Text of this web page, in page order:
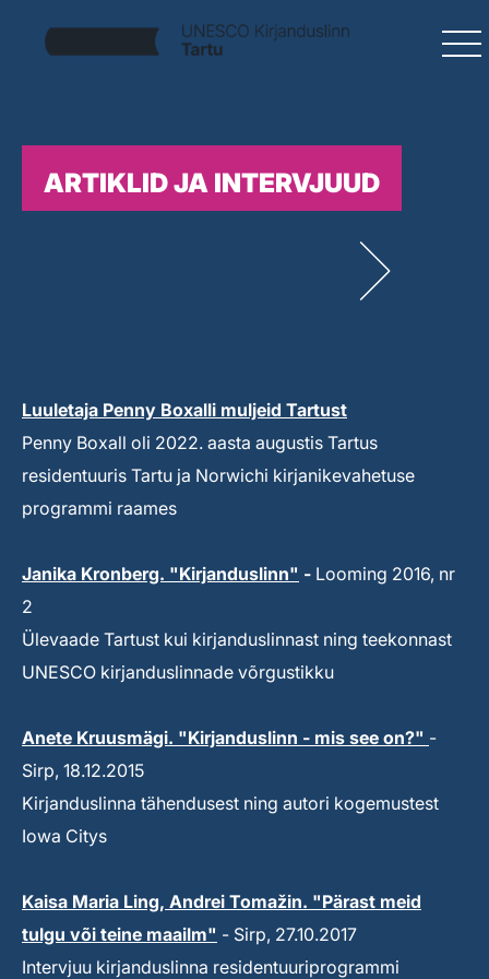
ARTIKLID JA INTERVJUUD
Luuletaja Penny Boxalli muljeid Tartust
Penny Boxall oli 2022. aasta augustis Tartus
residentuuris Tartu ja Norwichi kirjanikevahetuse
programmi raames
Janika Kronberg. "Kirjanduslinn" - Looming 2016, nr
2
Ülevaade Tartust kui kirjanduslinnast ning teekonnast
UNESCO kirjanduslinnade võrgustikku
Anete Kruusmägi. "Kirjanduslinn - mis see on?" -
Sirp, 18.12.2015
Kirjanduslinna tähendusest ning autori kogemustest
Iowa Citys
Kaisa Maria Ling, Andrei Tomažin. "Pärast meid
tulgu või teine maailm" - Sirp, 27.10.2017
Intervjuu kirjanduslinna residentuuriprogrammi